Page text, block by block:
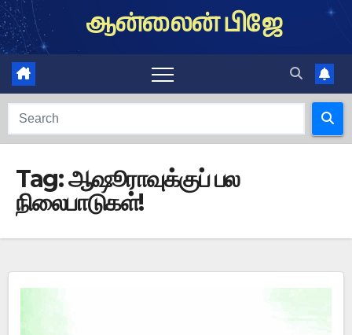
Skip
to
content
ஆன்லைன் பிஜே
Tag:ஆஷூராவுக்குப் பல
நிலைபாடுகள்!